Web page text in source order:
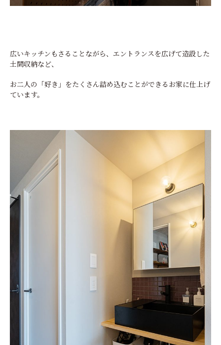
広いキッチンもさることながら、エントランスを広げて造設した
土間収納など、
お二人の「好き」をたくさん詰め込むことができるお家に仕上げ
ています。